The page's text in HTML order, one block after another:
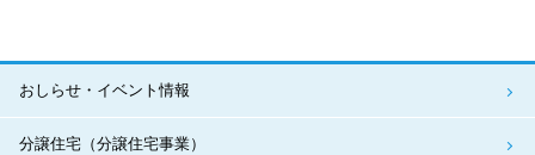
おしらせ・イベント情報
分譲住宅（分譲住宅事業）